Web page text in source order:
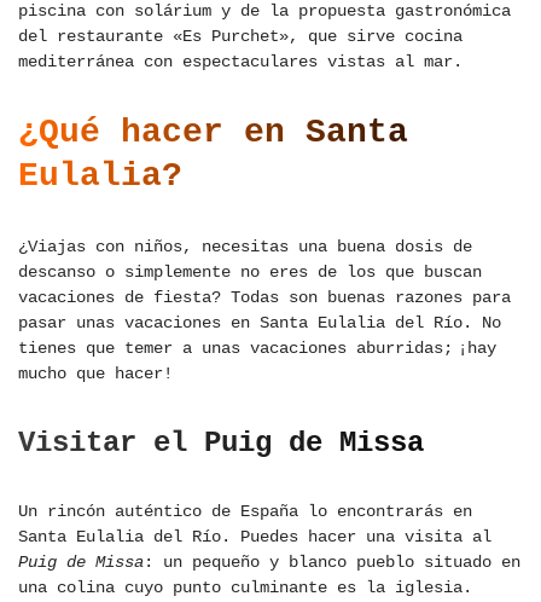
piscina con solárium y de la propuesta gastronómica
del restaurante «Es Purchet», que sirve cocina
mediterránea con espectaculares vistas al mar.
¿Qué hacer en Santa
Eulalia?
¿Viajas con niños, necesitas una buena dosis de
descanso o simplemente no eres de los que buscan
vacaciones de fiesta? Todas son buenas razones para
pasar unas vacaciones en Santa Eulalia del Río. No
tienes que temer a unas vacaciones aburridas; ¡hay
mucho que hacer!
Visitar el Puig de Missa
Un rincón auténtico de España lo encontrarás en
Santa Eulalia del Río. Puedes hacer una visita al
Puig de Missa: un pequeño y blanco pueblo situado en
una colina cuyo punto culminante es la iglesia.